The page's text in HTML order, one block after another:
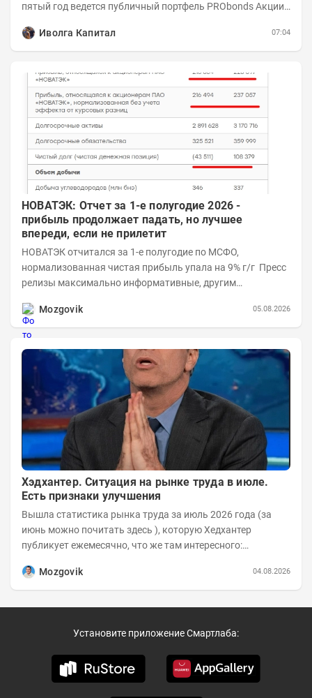
пятый год ведется публичный портфель PRObonds Акции /
Иволга Капитал
07:04
НОВАТЭК: Отчет за 1-е полугодие 2026 -
прибыль продолжает падать, но лучшее
впереди, если не прилетит
НОВАТЭК отчитался за 1-е полугодие по МСФО,
нормализованная чистая прибыль упала на 9% г/г Пресс
релизы максимально информативные, другим
Mozgovik
05.08.2026
Хэдхантер. Ситуация на рынке труда в июле.
Есть признаки улучшения
Вышла статистика рынка труда за июль 2026 года (за
июнь можно почитать здесь ), которую Хедхантер
публикует ежемесячно, что же там интересного:
Mozgovik
04.08.2026
Установите приложение Смартлаба: